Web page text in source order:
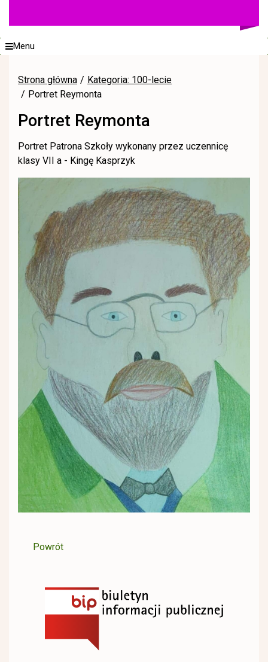
Menu
Strona główna
Kategoria: 100-lecie
Portret Reymonta
Portret Reymonta
Portret Patrona Szkoły wykonany przez uczennicę
klasy VII a - Kingę Kasprzyk
Powrót